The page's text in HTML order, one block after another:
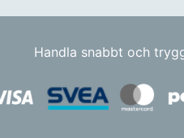
Handla snabbt och